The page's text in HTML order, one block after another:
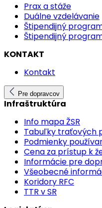
Prax a stáže
Duálne vzdelávanie
Štipendijný
Štipendijný
KONTAKT
Kontakt
Pre dopravcov
Infraštruktúra
Info mapa ŽSR
Tabuľky traťových
Podmienky
Cena za prístup k
Informácie pre
Všeobecné
Koridory RFC
TTR v SR